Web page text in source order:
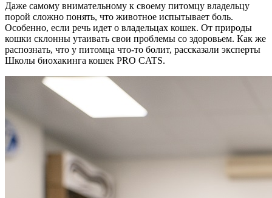
Даже самому внимательному к своему питомцу владельцу
порой сложно понять, что животное испытывает боль.
Особенно, если речь идет о владельцах кошек. От природы
кошки склонны утаивать свои проблемы со здоровьем. Как же
распознать, что у питомца что-то болит, рассказали эксперты
Школы биохакинга кошек PRO CATS.